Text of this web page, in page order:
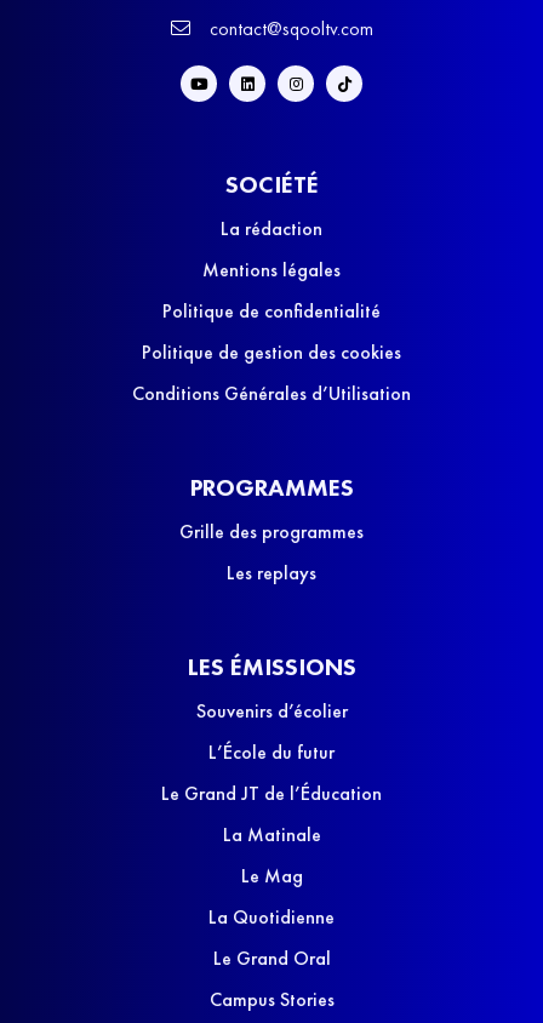
contact@sqooltv.com
SOCIÉTÉ
La rédaction
Mentions légales
Politique de confidentialité
Politique de gestion des cookies
Conditions Générales d’Utilisation
PROGRAMMES
Grille des programmes
Les replays
LES ÉMISSIONS
Souvenirs d’écolier
L’École du futur
Le Grand JT de l’Éducation
La Matinale
Le Mag
La Quotidienne
Le Grand Oral
Campus Stories